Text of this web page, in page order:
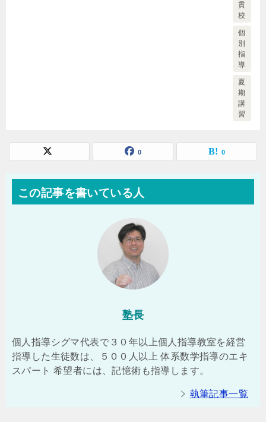
貫
校
個
別
指
導
夏
期
講
習
0 0
この記事を書いている人
塾長
個人指導シグマ代表で３０年以上個人指導教室を経営
指導した生徒数は、５００人以上 体系数学指導のエキ
スパート 希望者には、記憶術も指導します。
執筆記事一覧